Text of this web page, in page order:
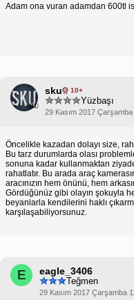
Adam ona vuran adamdan 600tl
sku 10+
Yüzbaşı
29 Kasım 2017
Öncelikle kazadan dolayı size,
Bu tarz durumlarda olası
sonuna kadar kullanmaktan
rahatlatır. Bu arada araç
aracınızın hem önünü, hem
Gördüğünüz gibi olayın şokuyla
beyanlarla kendilerini haklı
karşılaşabiliyorsunuz.
E eagle_3406
Teğmen
29 Kasım 2017 Çarşamba